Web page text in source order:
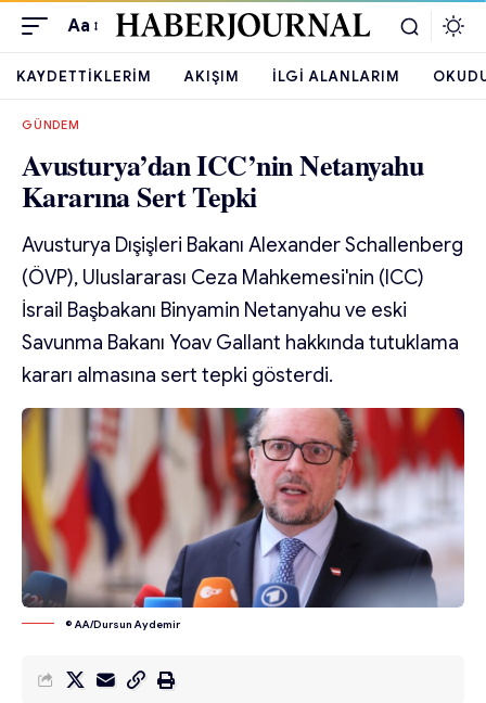
Aa
KAYDETTIKLERIM AKIŞIM İLGI ALANLARIM
GÜNDEM
Avusturya’dan ICC’nin Netanyahu
Kararına Sert Tepki
Avusturya Dışişleri Bakanı Alexander Schallenberg
(ÖVP), Uluslararası Ceza Mahkemesi'nin (ICC)
İsrail Başbakanı Binyamin Netanyahu ve eski
Savunma Bakanı Yoav Gallant hakkında tutuklama
kararı almasına sert tepki gösterdi.
© AA/Dursun Aydemir